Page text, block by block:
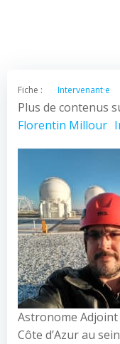
Fiche : Intervenant·e
Plus de contenus
Florentin Millour
Astronome Adjoint
Côte d’Azur au